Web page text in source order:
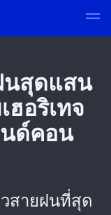
นสุดแสน
ฮอริเทจ
นด์คอน
สายฝนที่สุด